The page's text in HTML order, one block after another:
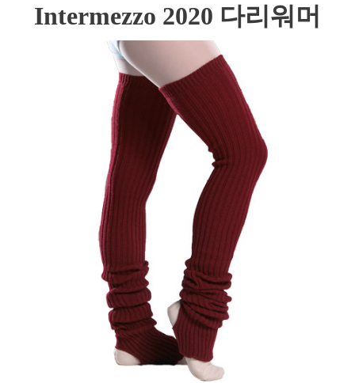
Intermezzo 2020 다리워머